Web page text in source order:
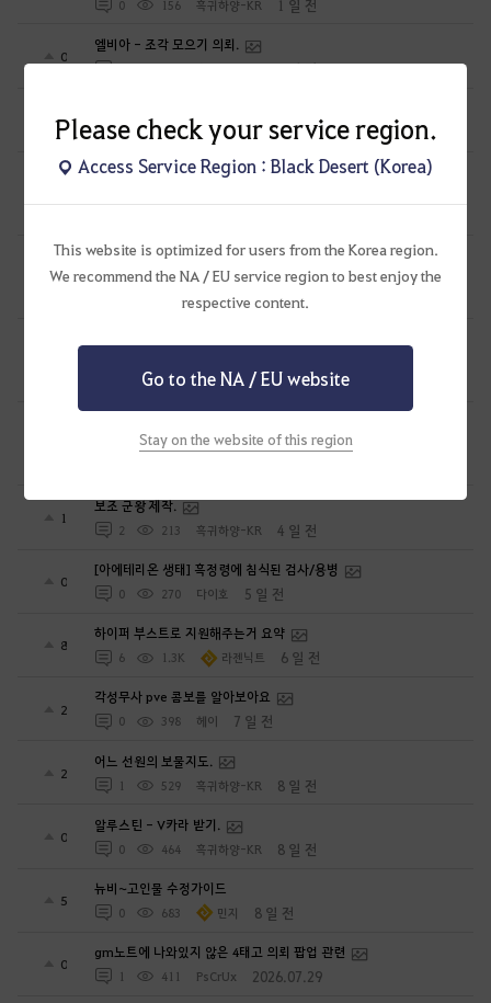
Please check your service region.
Access Service Region : Black Desert (Korea)
This website is optimized for users from the Korea region.
We recommend the NA / EU service region to best enjoy the
respective content.
Go to the NA / EU website
Stay on the website of this region
0 156 흑귀하양-KR 1 일 전
0
엘비아 - 조각 모으기 의뢰.
0 133 흑귀하양-KR 1 일 전
0
0 103 흑귀하양-KR 1 일 전
⭐꽃말⭐ 길드에서 새로운 길드원을 모집합니다~ 많은 관심
0
신규 악세 루트에 따른 비용 계산표 #에크레타#아페론#카라자드#
데보레카
만두집아들I검사학개론
426 만두집아들I검사학개론 2 일 전
수치. 공격력 구간, 방어력 구간/ 공구간, 방구간
1
보조 군왕 제작.
2 213 흑귀하양-KR 4 일 전
0
[아에테리온 생태] 흑정령에 침식된 검사/용병
0 270 다이호 5 일 전
8
하이퍼 부스트로 지원해주는거 요약
6 1.3K 라젠닉트 6 일 전
2
각성무사 pve 콤보를 알아보아요
0 398 헤이 7 일 전
2
어느 선원의 보물지도.
1 529 흑귀하양-KR 8 일 전
0
알루스틴 - V카라 받기.
0 464 흑귀하양-KR 8 일 전
5
뉴비~고인물 수정가이드
0 683 민지 8 일 전
0
gm노트에 나와있지 않은 4태고 의뢰 팝업 관련
1 411 PsCrUx 2026.07.29